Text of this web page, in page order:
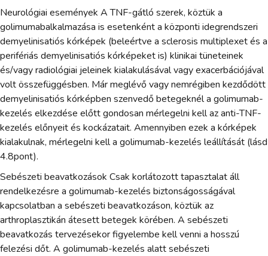
Neurológiai események A TNF-gátló szerek, köztük a
golimumabalkalmazása is esetenként a központi idegrendszeri
demyelinisatiós kórképek (beleértve a sclerosis multiplexet és a
perifériás demyelinisatiós kórképeket is) klinikai tüneteinek
és/vagy radiológiai jeleinek kialakulásával vagy exacerbációjával
volt összefüggésben. Már meglévő vagy nemrégiben kezdődött
demyelinisatiós kórképben szenvedő betegeknél a golimumab-
kezelés elkezdése előtt gondosan mérlegelni kell az anti-TNF-
kezelés előnyeit és kockázatait. Amennyiben ezek a kórképek
kialakulnak, mérlegelni kell a golimumab-kezelés leállítását (lásd
4.8pont).
Sebészeti beavatkozások Csak korlátozott tapasztalat áll
rendelkezésre a golimumab-kezelés biztonságosságával
kapcsolatban a sebészeti beavatkozáson, köztük az
arthroplasztikán átesett betegek körében. A sebészeti
beavatkozás tervezésekor figyelembe kell venni a hosszú
felezési dőt. A golimumab-kezelés alatt sebészeti